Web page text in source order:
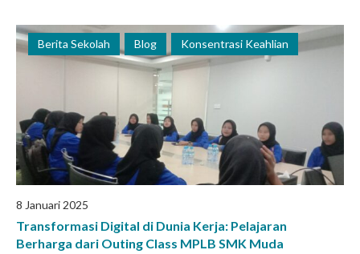
Berita Sekolah Blog Konsentrasi Keahlian
8 Januari 2025
Transformasi Digital di Dunia Kerja: Pelajaran
Berharga dari Outing Class MPLB SMK Muda